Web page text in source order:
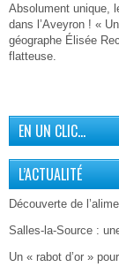
Absolument unique,
dans l’Aveyron ! «
géographe Élisée
flatteuse.
EN UN CLIC…
L’ACTUALITÉ
Découverte de
Salles-la-Source :
Un « rabot d’or »